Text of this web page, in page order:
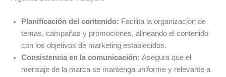
Planificación del contenido: Facilita la organización de
temas, campañas y promociones, alineando el contenido
con los objetivos de marketing establecidos.
Consistencia en la comunicación: Asegura que el
mensaje de la marca se mantenga uniforme y relevante a